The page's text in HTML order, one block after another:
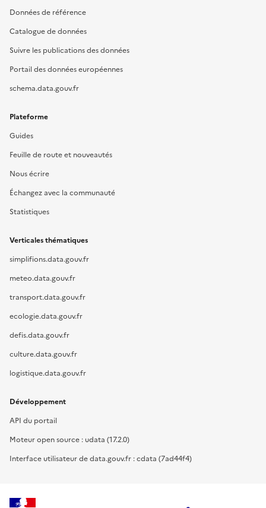
Données de référence
Catalogue de données
Suivre les publications des données
Portail des données européennes
schema.data.gouv.fr
Plateforme
Guides
Feuille de route et nouveautés
Nous écrire
Échangez avec la communauté
Statistiques
Verticales thématiques
simplifions.data.gouv.fr
meteo.data.gouv.fr
transport.data.gouv.fr
ecologie.data.gouv.fr
defis.data.gouv.fr
culture.data.gouv.fr
logistique.data.gouv.fr
Développement
API du portail
Moteur open source : udata (17.2.0)
Interface utilisateur de data.gouv.fr : cdata (7ad44f4)